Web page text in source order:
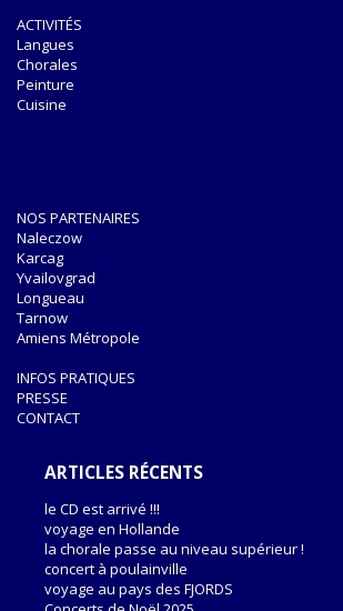
ACTIVITÉS
Langues
Chorales
Peinture
Cuisine
NOS PARTENAIRES
Naleczow
Karcag
Yvailovgrad
Longueau
Tarnow
Amiens Métropole
INFOS PRATIQUES
PRESSE
CONTACT
ARTICLES RÉCENTS
le CD est arrivé !!!
voyage en Hollande
la chorale passe au niveau supérieur !
concert à poulainville
voyage au pays des FJORDS